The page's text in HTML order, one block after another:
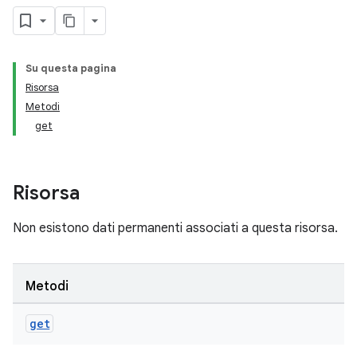
Su questa pagina
Risorsa
Metodi
get
Risorsa
Non esistono dati permanenti associati a questa risorsa.
Metodi
get